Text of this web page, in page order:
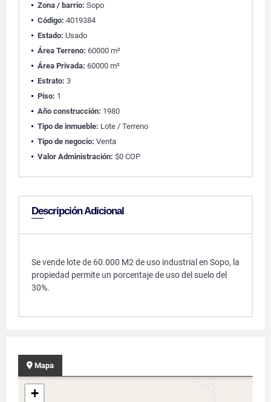
Zona / barrio: Sopo
Código: 4019384
Estado: Usado
Área Terreno: 60000 m²
Área Privada: 60000 m²
Estrato: 3
Piso: 1
Año construcción: 1980
Tipo de inmueble: Lote / Terreno
Tipo de negocio: Venta
Valor Administración: $0 COP
Descripción Adicional
Se vende lote de 60.000 M2 de uso industrial en Sopo, la
propiedad permite un porcentaje de uso del suelo del
30%.
Mapa
+